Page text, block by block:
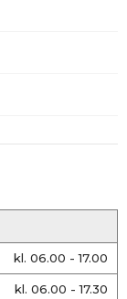
kl. 06.00 - 17.00
kl. 06.00 - 17.30